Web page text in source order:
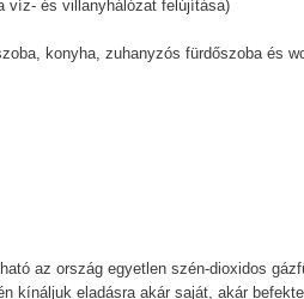
víz- és villanyhálózat felújítása)
konyha, zuhanyzós fürdőszoba és
az ország egyetlen szén-dioxidos
kínáljuk eladásra akár saját, akár